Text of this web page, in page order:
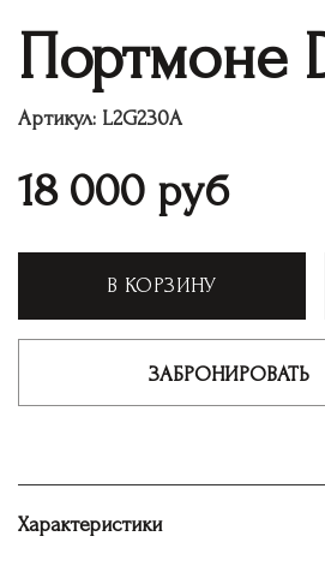
Портмоне
Артикул: L2G230A
18 000 руб
В КОРЗИНУ
ЗАБРОНИРОВАТЬ
Характеристики